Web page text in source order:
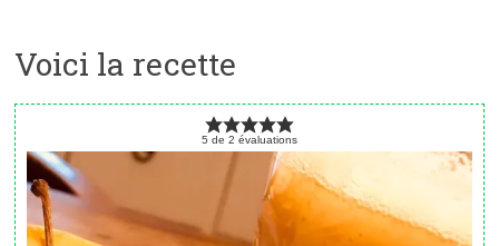
Voici la recette
5 de 2 évaluations